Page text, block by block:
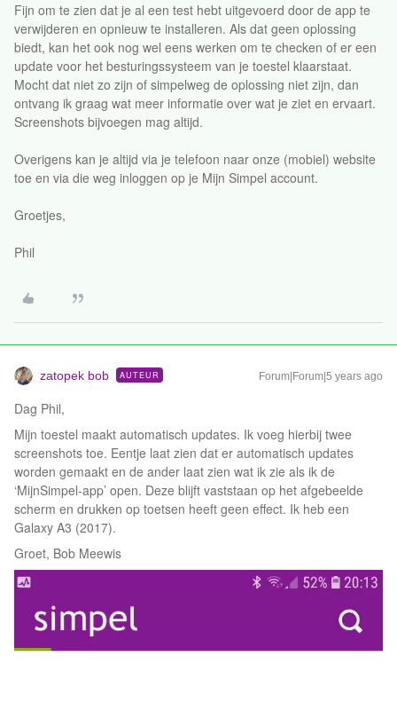
Fijn om te zien dat je al een test hebt uitgevoerd door de app te
verwijderen en opnieuw te installeren. Als dat geen oplossing
biedt, kan het ook nog wel eens werken om te checken of er een
update voor het besturingssysteem van je toestel klaarstaat.
Mocht dat niet zo zijn of simpelweg de oplossing niet zijn, dan
ontvang ik graag wat meer informatie over wat je ziet en ervaart.
Screenshots bijvoegen mag altijd.
Overigens kan je altijd via je telefoon naar onze (mobiel) website
toe en via die weg inloggen op je Mijn Simpel account.
Groetjes,
Phil
zatopek bob AUTEUR Forum|Forum|5 years ago
Dag Phil,
Mijn toestel maakt automatisch updates. Ik voeg hierbij twee
screenshots toe. Eentje laat zien dat er automatisch updates
worden gemaakt en de ander laat zien wat ik zie als ik de
‘MijnSimpel-app’ open. Deze blijft vaststaan op het afgebeelde
scherm en drukken op toetsen heeft geen effect. Ik heb een
Galaxy A3 (2017).
Groet, Bob Meewis